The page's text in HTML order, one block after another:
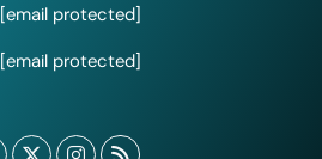
[email protected]
[email protected]